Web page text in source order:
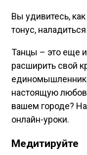
Вы удивитесь,
тонус,
Танцы – это еще
расширить свой
настоящую
вашем городе?
онлайн-уроки.
Медитируйте